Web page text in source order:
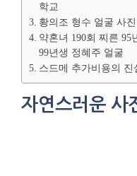
학교
황의조 형수 얼굴 사
약혼녀 190회 찌른 95
99년생 정혜주 얼굴
스드메 추가비용의
자연스러운 사